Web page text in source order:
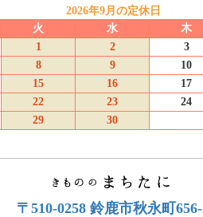
2026年9月の定休日
火 水
木
1
2
3
8 9
10
15 16
17
22 23
24
29 30
〒510-0258 鈴鹿市秋永町